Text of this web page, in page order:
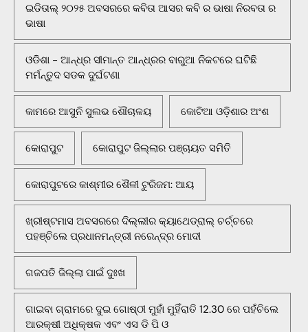
ଇଡିତାଲ୍ ୨୦୨୫ ଅବସରରେ କବିତା ଆସର କବି ର ଭାଷା ନିରବତା ର
ଭାଷା
ଓଡିଶା - ଆନ୍ଧ୍ର ସୀମାନ୍ତ ଆନ୍ଧ୍ରର ବାରୁଆ ନିକଟରେ ଘଟିଛି
ମର୍ମନ୍ତୁଦ ସଡକ ଦୁର୍ଘଟଣା
କାମରେ ଆସୁନି ସୁଲଭ ଶୌଚାଳୟ କୋଟିଆ ଓଡ଼ିଶାର ଅଂଶ
କୋରାପୁଟ କୋରାପୁଟ ଜିଲ୍ଲାର ପଞ୍ଚାୟତ ସମିତି
କୋରାପୁଟରେ କାଶ୍ମୀର ଶୈଳୀ ଟୁରିଜମ: ଆୟ
ଖ୍ରୀଷ୍ଟମାସ ଅବସରରେ ଦିଲ୍ଲୀର କ୍ୟାଥେଡ୍ରାଲ୍ ଚର୍ଚ୍ଚରେ
ପହଞ୍ଚିଲେ ପ୍ରଧାନମନ୍ତ୍ରୀ ନରେନ୍ଦ୍ର ମୋଦୀ
ଗଜପତି ଜିଲ୍ଲା ପାଇଁ ଦୁଃଖ
ଗାଇବା ଗ୍ରାମରେ ଦୁଇ ଗୋଷ୍ଠୀ ମୁହାଁ ମୁହିଁରାତି 12.30 ରେ ପହଁଚିଲେ
ଆରକ୍ଷୀ ଅଧିକ୍ଷକ ଏବଂ ଏସ ଡି ପି ଓ